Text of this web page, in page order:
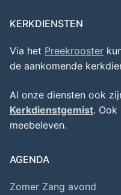
KERKDIENSTEN
Via het Preekrooster
de aankomende
Al onze diensten ook
Kerkdienstgemist. Ook
meebeleven.
AGENDA
Zomer Zang avond